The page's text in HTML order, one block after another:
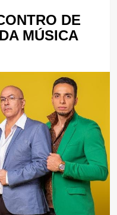
DE
MÚSICA